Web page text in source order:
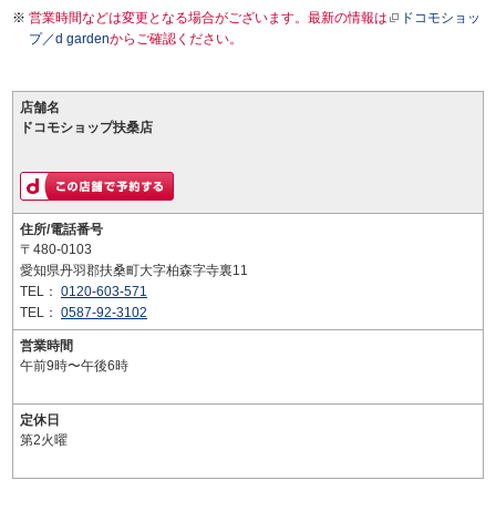
営業時間などは変更となる場合がございます。最新の情報は
ドコモショッ
プ／d gardenからご確認ください。
店舗名
ドコモショップ扶桑店
住所/電話番号
〒480-0103
愛知県丹羽郡扶桑町大字柏森字寺裏11
TEL： 0120-603-571
TEL： 0587-92-3102
営業時間
午前9時〜午後6時
定休日
第2火曜